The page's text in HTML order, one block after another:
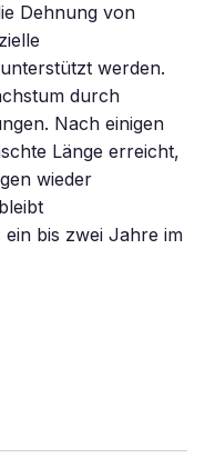
Dehnung von
werden.
durch
Nach einigen
Länge erreicht,
wieder
bis zwei Jahre im